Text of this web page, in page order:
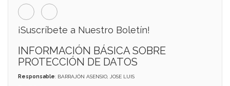
¡Suscríbete a Nuestro Boletín!
INFORMACIÓN BÁSICA SOBRE
PROTECCIÓN DE DATOS
Responsable: BARRAJÓN ASENSIO, JOSE LUIS